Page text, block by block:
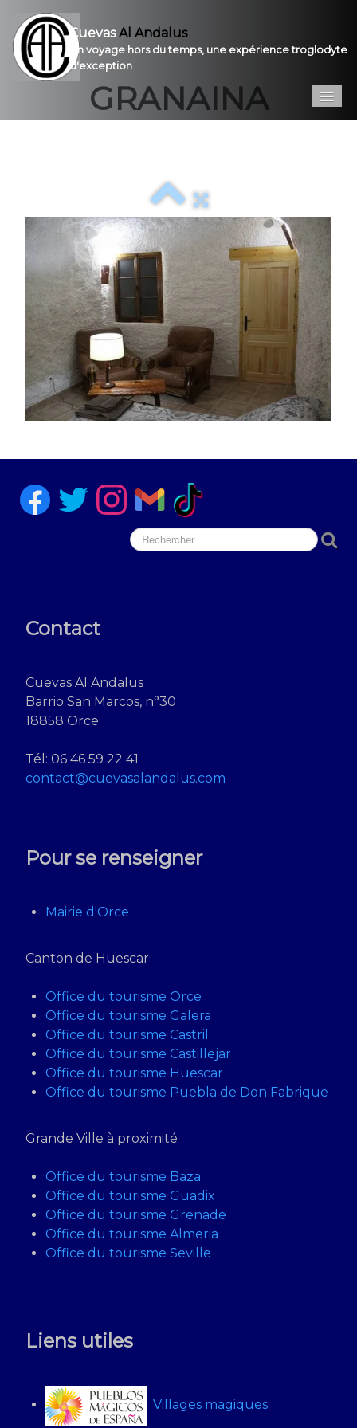
CuevasAl Andalus
Un voyage hors du temps, une expérience troglodyte
d'exception
Prestations
Contact
VPC
GRANAINA
Contact
Cuevas Al Andalus
Barrio San Marcos, n°30
18858 Orce
Tél: 06 46 59 22 41
contact@cuevasalandalus.com
Pour se renseigner
Mairie d'Orce
Canton de Huescar
Office du tourisme Orce
Office du tourisme Galera
Office du tourisme Castril
Office du tourisme Castillejar
Office du tourisme Huescar
Office du tourisme Puebla de Don Fabrique
Grande Ville à proximité
Office du tourisme Baza
Office du tourisme Guadix
Office du tourisme Grenade
Office du tourisme Almeria
Office du tourisme Seville
Liens utiles
Villages magiques